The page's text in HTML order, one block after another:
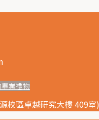
業禮物
校區卓越研究大樓 409室)